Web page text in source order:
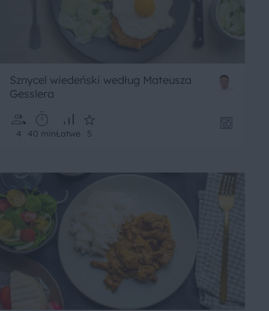
Sznycel wiedeński według Mateusza
Gesslera
4 40 minŁatwe 5